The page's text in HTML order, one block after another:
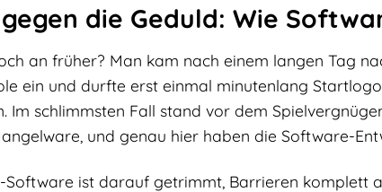
die Geduld: Wie
an früher? Man kam nach einem langen Tag
ein und durfte erst einmal minutenlang
Im schlimmsten Fall stand vor dem
und genau hier haben die Software-
Software ist darauf getrimmt, Barrieren komplett